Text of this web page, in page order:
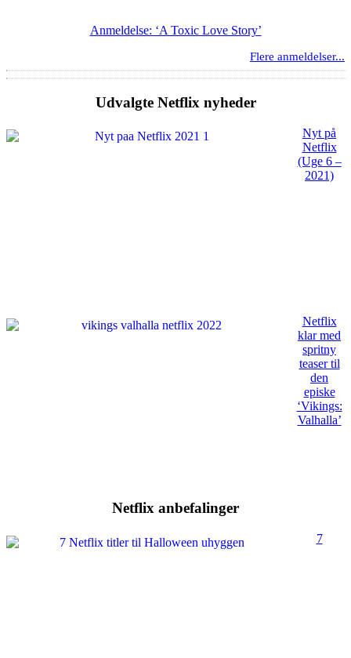
Anmeldelse: ‘A Toxic Love Story’
Flere anmeldelser...
Udvalgte Netflix nyheder
Nyt på
Netflix
(Uge 6 –
2021)
Netflix
klar med
spritny
teaser til
den
episke
‘Vikings:
Valhalla’
Netflix anbefalinger
7